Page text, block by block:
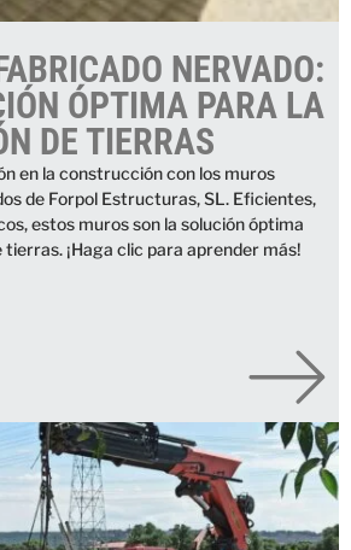
NERVADO:
ÓPTIMA PARA LA
DE TIERRAS
en la construcción con los muros
de Forpol Estructuras, SL. Eficientes,
estos muros son la solución óptima
¡Haga clic para aprender más!